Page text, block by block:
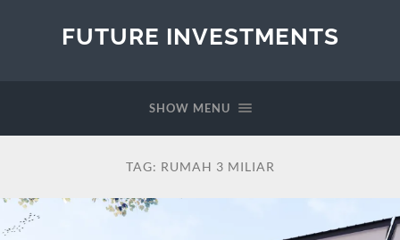
FUTURE INVESTMENTS
SHOW MENU
TAG: RUMAH 3 MILIAR